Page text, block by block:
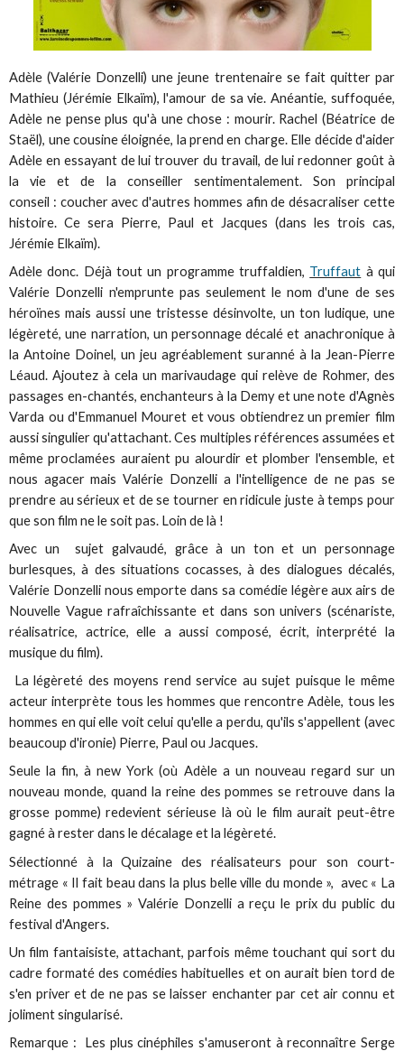
Adèle (Valérie Donzelli) une jeune trentenaire se fait quitter par
Mathieu (Jérémie Elkaïm), l'amour de sa vie. Anéantie, suffoquée,
Adèle ne pense plus qu'à une chose : mourir. Rachel (Béatrice de
Staël), une cousine éloignée, la prend en charge. Elle décide d'aider
Adèle en essayant de lui trouver du travail, de lui redonner goût à
la vie et de la conseiller sentimentalement. Son principal
conseil : coucher avec d'autres hommes afin de désacraliser cette
histoire. Ce sera Pierre, Paul et Jacques (dans les trois cas,
Jérémie Elkaïm).
Adèle donc. Déjà tout un programme truffaldien, Truffaut à qui
Valérie Donzelli n'emprunte pas seulement le nom d'une de ses
héroïnes mais aussi une tristesse désinvolte, un ton ludique, une
légèreté, une narration, un personnage décalé et anachronique à
la Antoine Doinel, un jeu agréablement suranné à la Jean-Pierre
Léaud. Ajoutez à cela un marivaudage qui relève de Rohmer, des
passages en-chantés, enchanteurs à la Demy et une note d'Agnès
Varda ou d'Emmanuel Mouret et vous obtiendrez un premier film
aussi singulier qu'attachant. Ces multiples références assumées et
même proclamées auraient pu alourdir et plomber l'ensemble, et
nous agacer mais Valérie Donzelli a l'intelligence de ne pas se
prendre au sérieux et de se tourner en ridicule juste à temps pour
que son film ne le soit pas. Loin de là !
Avec un sujet galvaudé, grâce à un ton et un personnage
burlesques, à des situations cocasses, à des dialogues décalés,
Valérie Donzelli nous emporte dans sa comédie légère aux airs de
Nouvelle Vague rafraîchissante et dans son univers (scénariste,
réalisatrice, actrice, elle a aussi composé, écrit, interprété la
musique du film).
La légèreté des moyens rend service au sujet puisque le même
acteur interprète tous les hommes que rencontre Adèle, tous les
hommes en qui elle voit celui qu'elle a perdu, qu'ils s'appellent (avec
beaucoup d'ironie) Pierre, Paul ou Jacques.
Seule la fin, à new York (où Adèle a un nouveau regard sur un
nouveau monde, quand la reine des pommes se retrouve dans la
grosse pomme) redevient sérieuse là où le film aurait peut-être
gagné à rester dans le décalage et la légèreté.
Sélectionné à la Quizaine des réalisateurs pour son court-
métrage « Il fait beau dans la plus belle ville du monde », avec « La
Reine des pommes » Valérie Donzelli a reçu le prix du public du
festival d'Angers.
Un film fantaisiste, attachant, parfois même touchant qui sort du
cadre formaté des comédies habituelles et on aurait bien tord de
s'en priver et de ne pas se laisser enchanter par cet air connu et
joliment singularisé.
Remarque : Les plus cinéphiles s'amuseront à reconnaître Serge